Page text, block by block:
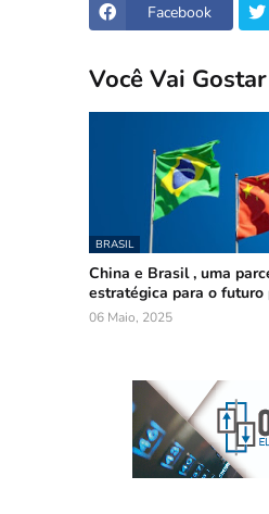
Facebook
Você Vai Gostar
BRASIL
China e Brasil , uma
estratégica para o futuro
06 Maio, 2025